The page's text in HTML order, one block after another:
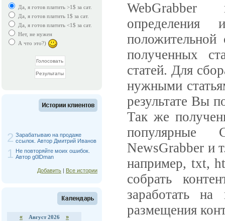
Да, я готов платить >1$ за сат.
Да, я готов платить 1$ за сат.
Да, я готов платить <1$ за сат.
Нет, не нужен
А что это?)
2 Зарабатываю на продаже
ссылок. Автор Дмитрий Иванов
1 Не повторяйте моих ошибок.
Автор g0lDman
Добавить Все истории
« Август 2026 »
WebGrabber
положительной
полученных
статей. Для
нужными
результате Вы
Так же
популярные
NewsGrabber и
например, txt,
собрать
заработать
размещения